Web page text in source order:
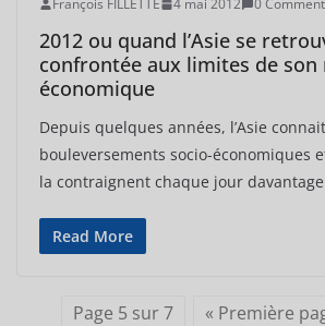
François FILLETTE 4 mai 2012 0
2012 ou quand l’Asie se
confrontée aux limites de son
économique
Depuis quelques années, l’Asie
bouleversements socio-économiques
la contraignent chaque jour
Read More
Page 5 sur 7 « Première